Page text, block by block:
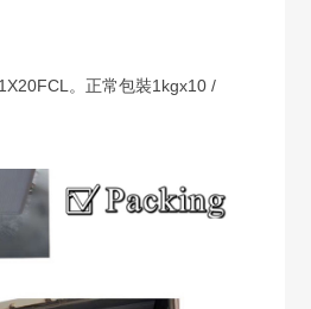
。正常包裝1kgx10 /